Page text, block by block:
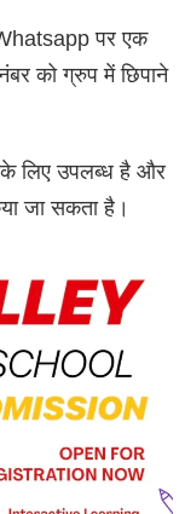
पर एक
को ग्रुप में छिपाने
के लिए उपलब्ध है और
जा सकता है।